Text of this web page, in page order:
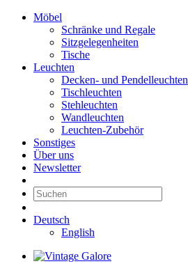
Möbel
Schränke und Regale
Sitzgelegenheiten
Tische
Leuchten
Decken- und Pendelleuchten
Tischleuchten
Stehleuchten
Wandleuchten
Leuchten-Zubehör
Sonstiges
Über uns
Newsletter
Deutsch
English